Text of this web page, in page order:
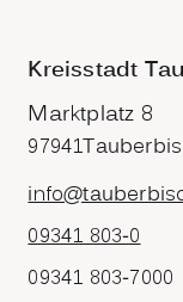
Kreisstadt
Marktplatz 8
97941
09341 803-0
09341 803-7000